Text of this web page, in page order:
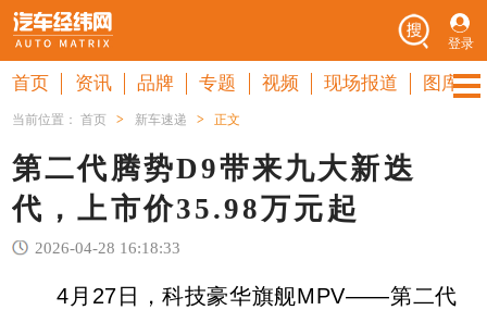
登录
首页 资讯 品牌 专题 视频 现场报道 图库
当前位置：首页 > 新车速递 > 正文
第二代腾势D9带来九大新迭
代，上市价35.98万元起
2026-04-28 16:18:33
4月27日，科技豪华旗舰MPV——第二代